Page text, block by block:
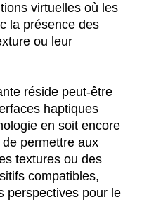
virtuelles où les
la présence des
ou leur
réside peut-être
haptiques
en soit encore
permettre aux
textures ou des
compatibles,
perspectives pour le